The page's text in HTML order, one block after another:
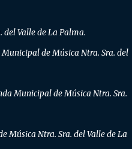
Valle de La Palma.
de Música Ntra. Sra. del
Municipal de Música Ntra. Sra.
Música Ntra. Sra. del Valle de La